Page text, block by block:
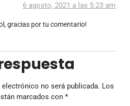
6 agosto, 2021 a las 5:23 am
gracias por tu comentario!
no será publicada. Los
marcados con *